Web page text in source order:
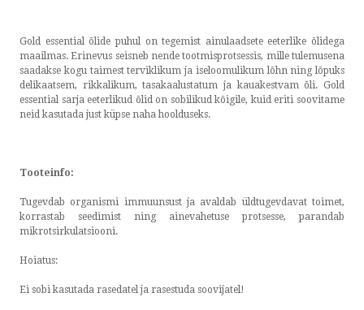
by ShopRoller
Gold essential õlide puhul on tegemist ainulaadsete eeterlike õlidega
maailmas. Erinevus seisneb nende tootmisprotsessis, mille tulemusena
saadakse kogu taimest terviklikum ja iseloomulikum lõhn ning lõpuks
delikaatsem, rikkalikum, tasakaalustatum ja kauakestvam õli. Gold
essential sarja eeterlikud õlid on sobilikud kõigile, kuid eriti soovitame
neid kasutada just küpse naha hoolduseks.
Tooteinfo:
Tugevdab organismi immuunsust ja avaldab üldtugevdavat toimet,
korrastab seedimist ning ainevahetuse protsesse, parandab
mikrotsirkulatsiooni.
Hoiatus:
Ei sobi kasutada rasedatel ja rasestuda soovijatel!